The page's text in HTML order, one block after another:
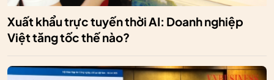
Xuất khẩu trực tuyến thời AI: Doanh nghiệp
Việt tăng tốc thế nào?